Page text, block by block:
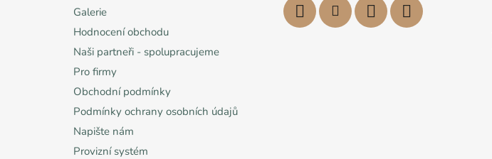
Galerie
Hodnocení obchodu
Naši partneři - spolupracujeme
Pro firmy
Obchodní podmínky
Podmínky ochrany osobních údajů
Napište nám
Provizní systém